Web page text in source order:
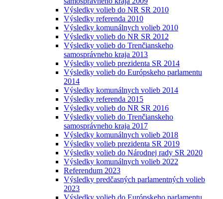
Výsledky volieb do NR SR 2010
Výsledky referenda 2010
Výsledky komunálnych volieb 2010
Výsledky volieb do NR SR 2012
Výsledky volieb do Trenčianskeho
samosprávneho kraja 2013
Výsledky volieb prezidenta SR 2014
Výsledky volieb do Európskeho parlamentu
2014
Výsledky komunálnych volieb 2014
Výsledky referenda 2015
Výsledky volieb do NR SR 2016
Výsledky volieb do Trenčianskeho
samosprávneho kraja 2017
Výsledky komunálnych volieb 2018
Výsledky volieb prezidenta SR 2019
Výsledky volieb do Národnej rady SR 2020
Výsledky komunálnych volieb 2022
Referendum 2023
Výsledky predčasných parlamentných volieb
2023
Výsledky volieb do Európskeho parlamentu